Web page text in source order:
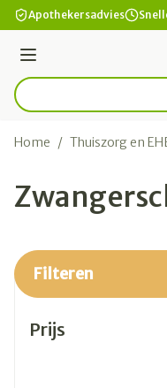
Ga naar de inhoud
Apothekersadvies
Menu
Product, merk,
Home / Thuiszorg en
Filteren
Prijs